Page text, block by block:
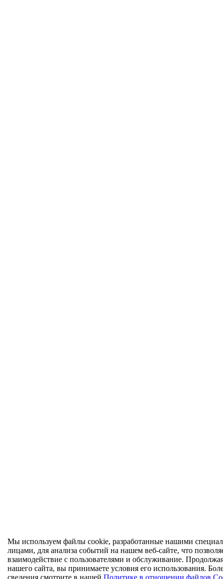
Мы используем файлы cookie, разработанные нашими
лицами, для анализа событий на нашем веб-сайте, что
взаимодействие с пользователями и обслуживание.
нашего сайта, вы принимаете условия его использования.
сведения смотрите в нашей Политике в отношении файлов